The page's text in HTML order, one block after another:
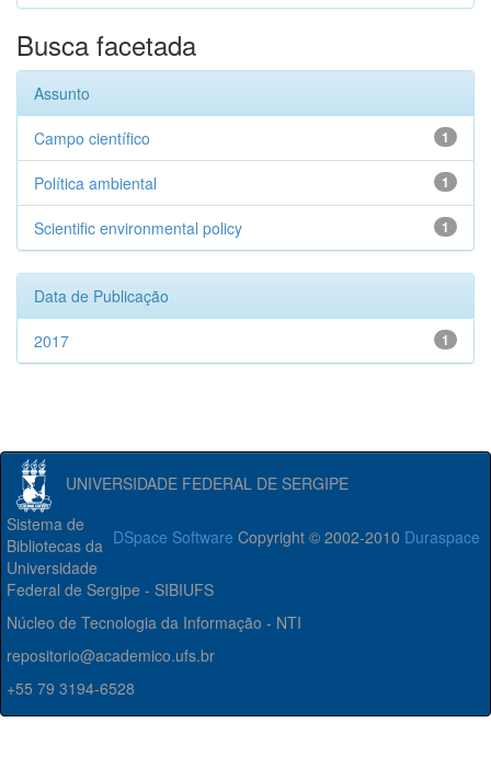
Busca facetada
Assunto
1
Campo científico
1
Política ambiental
1
Scientific environmental policy
Data de Publicação
1
2017
UNIVERSIDADE FEDERAL DE SERGIPE
DSpace Software Copyright © 2002-2010 Duraspace
Sistema de
Bibliotecas da
Universidade
Federal de Sergipe - SIBIUFS
Núcleo de Tecnologia da Informação - NTI
repositorio@academico.ufs.br
+55 79 3194-6528